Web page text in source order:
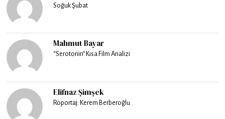
Soğuk Şubat
Mahmut Bayar
“Serotonin” Kısa Film Analizi
Elifnaz Şimşek
Röportaj: Kerem Berberoğlu